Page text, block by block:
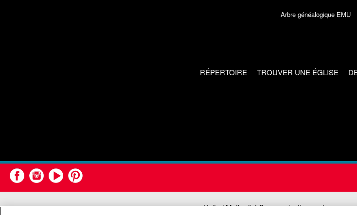
Arbre généalogique EMU
RÉPERTOIRE TROUVER UNE ÉGLISE
United Methodist Communications est une